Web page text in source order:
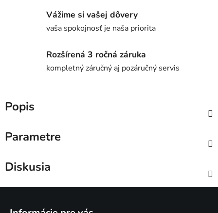
Vážime si vašej dôvery
vaša spokojnosť je naša priorita
Rozšírená 3 ročná záruka
kompletný záručný aj pozáručný servis
Popis
Parametre
Diskusia